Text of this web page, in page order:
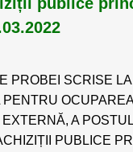
PROBEI SCRISE LA
A
PUBLICE